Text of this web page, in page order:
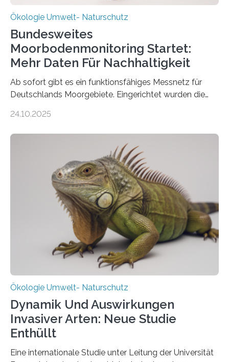
Ökologie Umwelt- Naturschutz
Bundesweites
Moorbodenmonitoring Startet:
Mehr Daten Für Nachhaltigkeit
Ab sofort gibt es ein funktionsfähiges Messnetz für
Deutschlands Moorgebiete. Eingerichtet wurden die
vergangenen fünf Jahren von Wissenschaftlerinnen
heutigen Donnerstag übergeben sie ihren Bericht zur
Aufbauphase an den Auftraggeber, das
Bundesministerium für Landwirtschaft, Ernährung und
Heimat. Braunschweig/Eberswalde (23. Oktober 2025).
Ein Netz aus 155 Messstationen spannt sich neuerdings
über Deutschlands Moorböden. Eingerichtet wurden sie
in den vergangenen fünf Jahren von
Wissenschaftlerinnen und Wissenschaftlern des
Thünen-Instituts für Agrarklimaschutz…
24.10.2025
Ökologie Umwelt- Naturschutz
Dynamik Und Auswirkungen
Invasiver Arten: Neue Studie
Enthüllt
Eine internationale Studie unter Leitung der Universität